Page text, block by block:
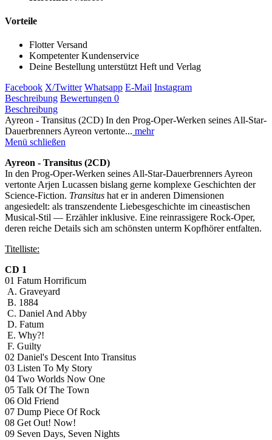
Vorteile
Flotter Versand
Kompetenter Kundenservice
Deine Bestellung unterstützt Heft und Verlag
Facebook X/Twitter Whatsapp E-Mail Instagram
Beschreibung Bewertungen 0
Beschreibung
Ayreon - Transitus (2CD) In den Prog-Oper-Werken seines All-Star-
Dauerbrenners Ayreon vertonte... mehr
Menü schließen
Ayreon - Transitus (2CD)
In den Prog-Oper-Werken seines All-Star-Dauerbrenners Ayreon
vertonte Arjen Lucassen bislang gerne komplexe Geschichten der
Science-Fiction. Transitus hat er in anderen Dimensionen
angesiedelt: als transzendente Liebesgeschichte im cineastischen
Musical-Stil — Erzähler inklusive. Eine reinrassigere Rock-Oper,
deren reiche Details sich am schönsten unterm Kopfhörer entfalten.
Titelliste:
CD 1
01 Fatum Horrificum
A. Graveyard
B. 1884
C. Daniel And Abby
D. Fatum
E. Why?!
F. Guilty
02 Daniel's Descent Into Transitus
03 Listen To My Story
04 Two Worlds Now One
05 Talk Of The Town
06 Old Friend
07 Dump Piece Of Rock
08 Get Out! Now!
09 Seven Days, Seven Nights